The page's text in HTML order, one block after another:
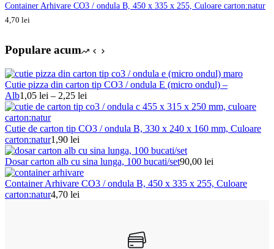
Container Arhivare CO3 / ondula B, 450 x 335 x 255, Culoare carton:natur
4,70 lei
Populare acum
Cutie pizza din carton tip CO3 / ondula E (micro ondul) –
Alb1,05 lei – 2,25 lei
de
1,05 lei
la
2,25 lei
Cutie de carton tip CO3 / ondula B, 330 x 240 x 160 mm, Culoare
carton:natur1,90 lei
Dosar carton alb cu sina lunga, 100 bucati/set90,00 lei
Container Arhivare CO3 / ondula B, 450 x 335 x 255, Culoare
carton:natur4,70 lei